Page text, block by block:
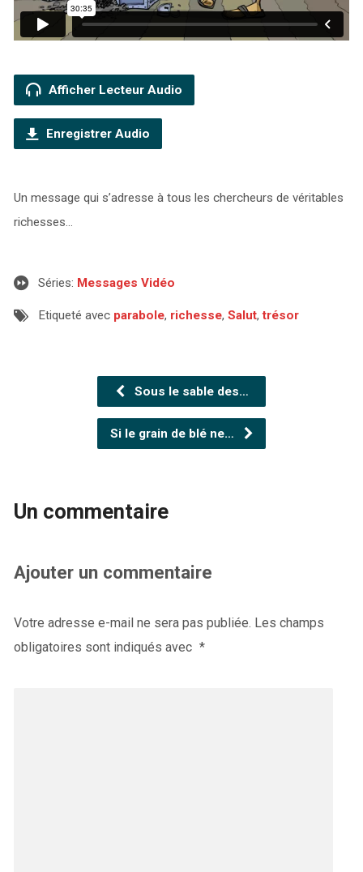
Afficher Lecteur Audio
Enregistrer Audio
Un message qui s’adresse à tous les chercheurs de véritables
richesses…
Séries: Messages Vidéo
Etiqueté avec parabole, richesse, Salut,trésor
Sous le sable des…
Si le grain de blé ne…
Un commentaire
Ajouter un commentaire
Votre adresse e-mail ne sera pas publiée. Les champs
obligatoires sont indiqués avec *